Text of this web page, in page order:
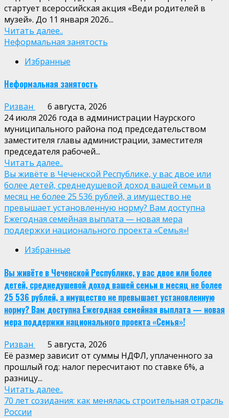
стартует всероссийская акция «Веди родителей в
музей». До 11 января 2026...
Читать далее..
Неформальная занятость
Избранные
Неформальная занятость
Ризван
6 августа, 2026
24 июля 2026 года в администрации Наурского
муниципального района под председательством
заместителя главы администрации, заместителя
председателя рабочей...
Читать далее..
Вы живёте в Чеченской Республике, у вас двое или
более детей, среднедушевой доход вашей семьи в
месяц не более 25 536 рублей, а имущество не
превышает установленную норму? Вам доступна
Ежегодная семейная выплата — новая мера
поддержки национального проекта «Семья»!
Избранные
Вы живёте в Чеченской Республике, у вас двое или более
детей, среднедушевой доход вашей семьи в месяц не более
25 536 рублей, а имущество не превышает установленную
норму? Вам доступна Ежегодная семейная выплата — новая
мера поддержки национального проекта «Семья»!
Ризван
5 августа, 2026
Её размер зависит от суммы НДФЛ, уплаченного за
прошлый год: налог пересчитают по ставке 6%, а
разницу...
Читать далее..
70 лет созидания: как менялась строительная отрасль
России